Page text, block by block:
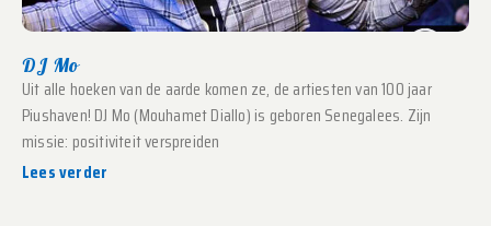
DJ Mo
Uit alle hoeken van de aarde komen ze, de artiesten van 100 jaar
Piushaven! DJ Mo (Mouhamet Diallo) is geboren Senegalees. Zijn
missie: positiviteit verspreiden
Lees verder